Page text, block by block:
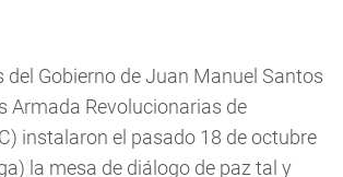
del Gobierno de Juan Manuel Santos
Armada Revolucionarias de
instalaron el pasado 18 de octubre
la mesa de diálogo de paz tal y